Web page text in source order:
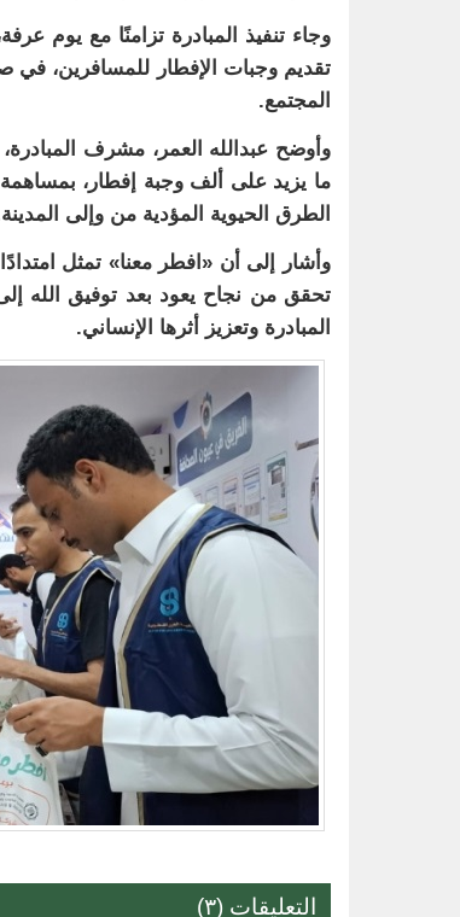
وجاء تنفيذ المبادرة تزامنًا مع يوم
تقديم وجبات الإفطار للمسافرين، في
المجتمع.
وأوضح عبدالله العمر، مشرف
الطرق الحيوية المؤدية من وإلى
وأشار إلى أن «افطر معنا» تمثل
تحقق من نجاح يعود بعد توفيق الله
المبادرة وتعزيز أثرها الإنساني.
التعليقات (٣)